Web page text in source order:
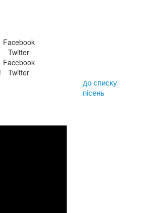
Facebook
Twitter
Facebook
Twitter
до списку
пісень